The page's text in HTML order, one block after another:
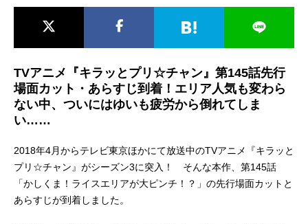
男性声優/女性声優一覧
TVアニメ『キラッとプリ☆チャン』第145話先行
場面カット・あらすじ到着！エリア人気も変わら
ない中、ついにはゆいも疲労から倒れてしま
い……
2018年4月からテレビ東京ほかにて放送中のTVアニメ『キラッと
プリ☆チャン』がシーズン3に突入！ そんな本作、第145話
「かしくま！ライスエリアが大ピンチ！？」の先行場面カットと
あらすじが到着しました。